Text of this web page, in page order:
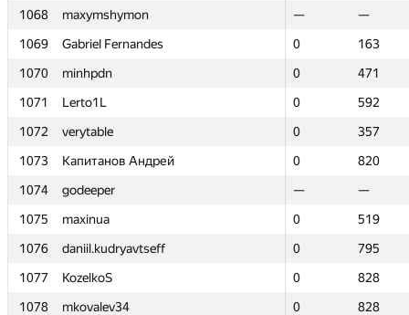
1068
maxymshymon —
—
1069
Gabriel Fernandes 0
163
1070
minhpdn 0
471
1071
Lerto1L 0
592
1072
verytable 0
357
1073
Капитанов Андрей 0
820
1074
godeeper —
—
1075
maxinua 0
519
1076
daniil.kudryavtseff 0
795
1077
KozelkoS 0
828
1078
mkovalev34 0
828
1068
maxymshymon —
—
1069
Gabriel Fernandes 0
163
1070
minhpdn 0
471
1071
Lerto1L 0
592
1072
verytable 0
357
1073
Капитанов Андрей 0
820
1074
godeeper —
—
1075
maxinua 0
519
1076
daniil.kudryavtseff 0
795
1077
KozelkoS 0
828
1078
mkovalev34 0
828